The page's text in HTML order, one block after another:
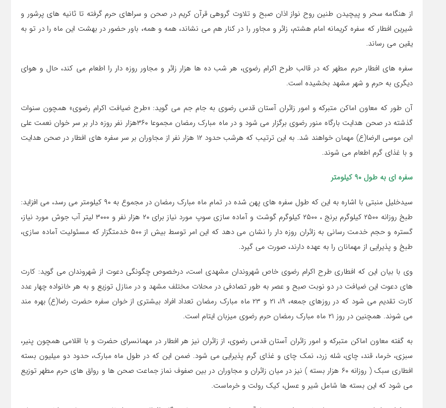
از هنگامه سحر و پیچیدن طنین روح نواز اذان صبح و تلاوت گروهی قرآن کریم در صحن و سراهای حرم گرفته تا ثانیه های پرشور و
شیرین افطار که سفره کریمانه امام هشتم، زائر و مجاور را در کنار هم می نشاند، همه و همه، باور حضور در بهشت این ماه را در تو به
یقین می رساند.
سفره های افطار حرم مطهر که در قالب طرح اکرام رضوی، هر شب ده ها هزار زائر و مجاور روزه دار را اطعام می کند، حال و هوای
دیگری به حرم و شهر مشهد بخشیده است.
آن طور که معاون اماکن متبرکه و امور زائران آستان قدس رضوی به جام جم می گوید: «طرح ضیافت اکرام رضوی» همچون سنوات
گذشته در صحن هدایت بارگاه منور رضوی برگزار می شود و در ماه مبارک رمضان مجموعا ۳۶۰هزار نفر روزه دار بر سر خوان نعمت علی
ابن موسی الرضا(ع) مهمان خواهند شد. به این ترتیب که هرشب حدود ۱۲ هزار نفر از مجاوران بر سر سفره های افطار در صحن هدایت
و با غذای گرم اطعام می شوند.
سفره ای به طول ۹۰ کیلومتر
سیدخلیل منبتی با اشاره به این که طول سفره های پهن شده در تمام ماه مبارک رمضان در مجموع به ۹۰ کیلومتر می رسد، می افزاید:
طبخ روزانه ۲۵۰۰ کیلوگرم برنج ، ۲۵۰۰ کیلوگرم گوشت و آماده سازی سوپ مورد نیاز برای ۲۰ هزار نفر و ۳۰۰۰ لیتر آب جوش مورد نیاز،
گستره و حجم خدمت رسانی به زائران روزه دار را نشان می دهد که این امر توسط بیش از ۵۰۰ خدمتگزار که مسئولیت آماده سازی،
طبخ و پذیرایی از مهمانان را به عهده دارند، صورت می گیرد.
وی با بیان این که افطاری طرح اکرام رضوی خاص شهروندان مشهدی است، درخصوص چگونگی دعوت از شهروندان می گوید: کارت
های دعوت این ضیافت در دو نوبت صبح و عصر به طور تصادفی در محلات مختلف مشهد و در منازل توزیع و به هر خانواده چهار عدد
کارت تقدیم می شود که در روزهای جمعه، ۱۹، ۲۱ و ۲۳ ماه مبارک رمضان تعداد افراد بیشتری از خوان سفره حضرت رضا(ع) بهره مند
می شوند. همچنین در روز ۲۱ ماه مبارک رمضان حرم رضوی میزبان ایتام است.
به گفته معاون اماکن متبرکه و امور زائران آستان قدس رضوی، از زائران نیز هر افطار در مهمانسرای حضرت و با اقلامی همچون پنیر،
سبزی، خرما، قند، چای، شله زرد، نمک چای و غذای گرم پذیرایی می شود. ضمن این که در طول ماه مبارک، حدود دو میلیون بسته
افطاری سبک ( روزانه ۶۰ هزار بسته ) نیز در میان زائران و مجاوران در بین صفوف نماز جماعت صحن ها و رواق های حرم مطهر توزیع
می شود که این بسته ها شامل شیر و عسل، کیک رولت و خرماست.